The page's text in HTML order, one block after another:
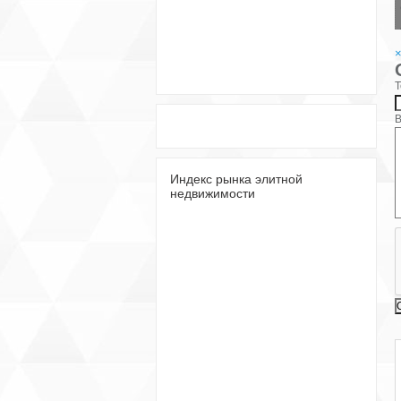
Индекс рынка элитной
недвижимости
×